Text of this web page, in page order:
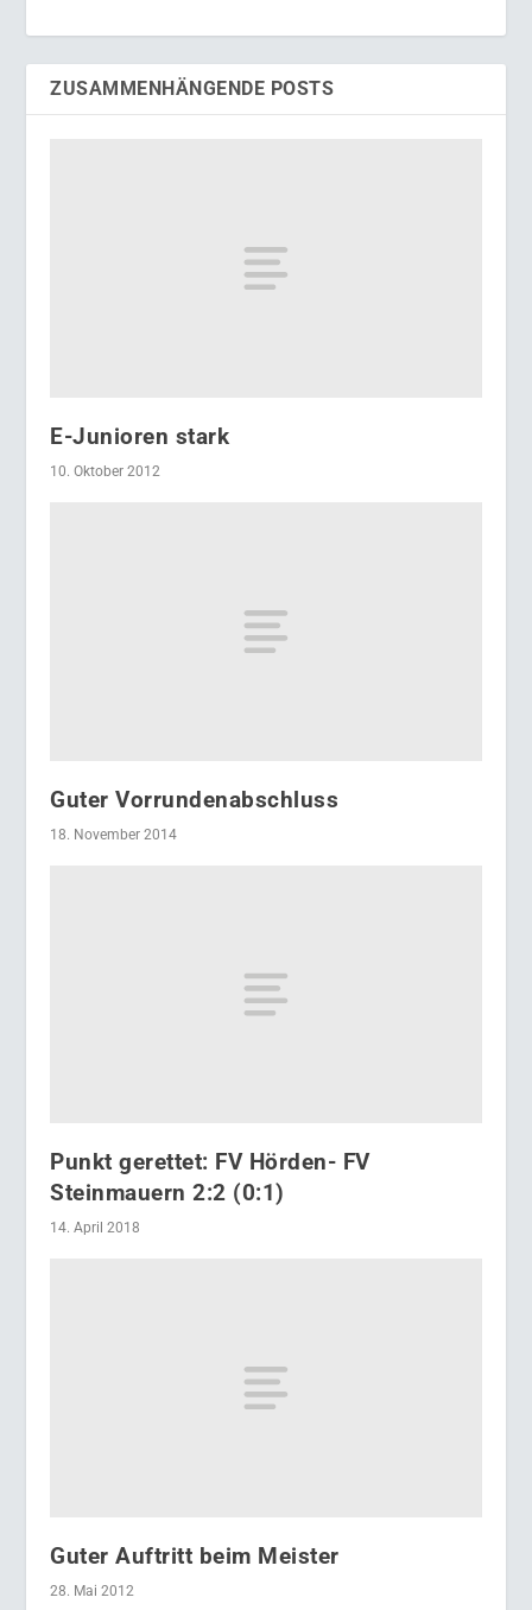
ZUSAMMENHÄNGENDE POSTS
E-Junioren stark
10. Oktober 2012
Guter Vorrundenabschluss
18. November 2014
Punkt gerettet: FV Hörden- FV
Steinmauern 2:2 (0:1)
14. April 2018
Guter Auftritt beim Meister
28. Mai 2012